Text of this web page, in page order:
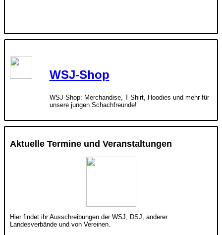
WSJ-Shop
WSJ-Shop: Merchandise, T-Shirt, Hoodies und mehr für
unsere jungen Schachfreunde!
Aktuelle Termine und Veranstaltungen
Hier findet ihr Ausschreibungen der WSJ, DSJ, anderer
Landesverbände und von Vereinen.